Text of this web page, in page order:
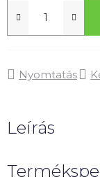
Nyomtatás
Leírás